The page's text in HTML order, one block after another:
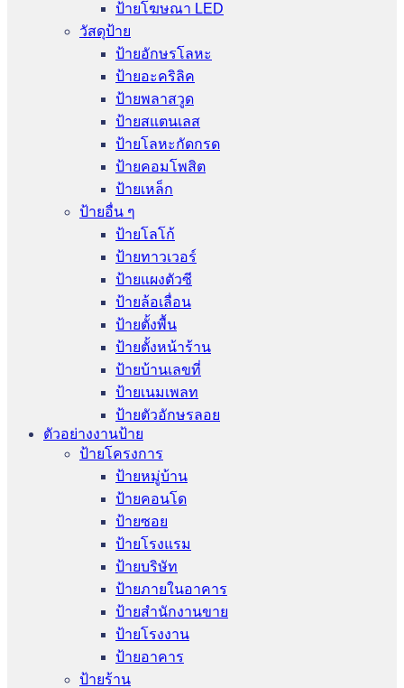
ป้ายโฆษณา LED
วัสดุป้าย
ป้ายอักษรโลหะ
ป้ายอะคริลิค
ป้ายพลาสวูด
ป้ายสแตนเลส
ป้ายโลหะกัดกรด
ป้ายคอมโพสิต
ป้ายเหล็ก
ป้ายอื่น ๆ
ป้ายโลโก้
ป้ายทาวเวอร์
ป้ายแผงตัวซี
ป้ายล้อเลื่อน
ป้ายตั้งพื้น
ป้ายตั้งหน้าร้าน
ป้ายบ้านเลขที่
ป้ายเนมเพลท
ป้ายตัวอักษรลอย
ตัวอย่างงานป้าย
ป้ายโครงการ
ป้ายหมู่บ้าน
ป้ายคอนโด
ป้ายซอย
ป้ายโรงแรม
ป้ายบริษัท
ป้ายภายในอาคาร
ป้ายสำนักงานขาย
ป้ายโรงงาน
ป้ายอาคาร
ป้ายร้าน